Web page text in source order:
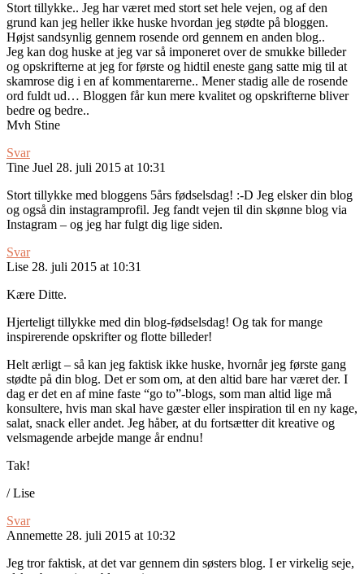
Stort tillykke.. Jeg har været med stort set hele vejen, og af den
grund kan jeg heller ikke huske hvordan jeg stødte på bloggen.
Højst sandsynlig gennem rosende ord gennem en anden blog..
Jeg kan dog huske at jeg var så imponeret over de smukke billeder
og opskrifterne at jeg for første og hidtil eneste gang satte mig til at
skamrose dig i en af kommentarerne.. Mener stadig alle de rosende
ord fuldt ud… Bloggen får kun mere kvalitet og opskrifterne bliver
bedre og bedre..
Mvh Stine
Svar
Tine Juel 28. juli 2015 at 10:31
Stort tillykke med bloggens 5års fødselsdag! :-D Jeg elsker din blog
og også din instagramprofil. Jeg fandt vejen til din skønne blog via
Instagram – og jeg har fulgt dig lige siden.
Svar
Lise 28. juli 2015 at 10:31
Kære Ditte.
Hjerteligt tillykke med din blog-fødselsdag! Og tak for mange
inspirerende opskrifter og flotte billeder!
Helt ærligt – så kan jeg faktisk ikke huske, hvornår jeg første gang
stødte på din blog. Det er som om, at den altid bare har været der. I
dag er det en af mine faste “go to”-blogs, som man altid lige må
konsultere, hvis man skal have gæster eller inspiration til en ny kage,
salat, snack eller andet. Jeg håber, at du fortsætter dit kreative og
velsmagende arbejde mange år endnu!
Tak!
/ Lise
Svar
Annemette 28. juli 2015 at 10:32
Jeg tror faktisk, at det var gennem din søsters blog. I er virkelig seje,